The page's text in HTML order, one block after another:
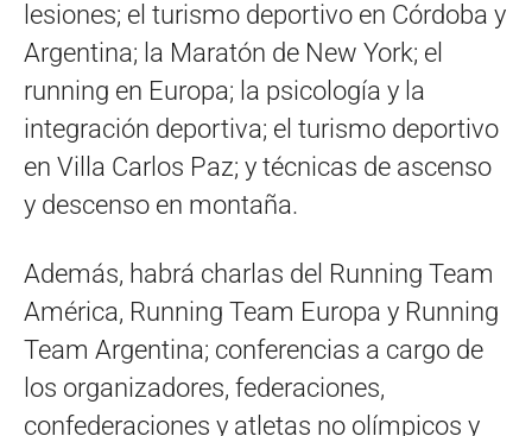
lesiones; el turismo deportivo en Córdoba y
Argentina; la Maratón de New York; el
running en Europa; la psicología y la
integración deportiva; el turismo deportivo
en Villa Carlos Paz; y técnicas de ascenso
y descenso en montaña.
Además, habrá charlas del Running Team
América, Running Team Europa y Running
Team Argentina; conferencias a cargo de
los organizadores, federaciones,
confederaciones y atletas no olímpicos y